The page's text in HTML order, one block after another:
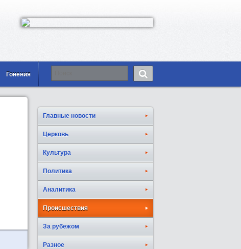
Гонения
Главные новости
Церковь
Культура
Политика
Аналитика
Происшествия
За рубежом
Разное